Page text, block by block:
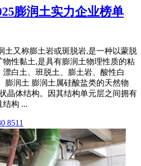
膨润土实力企业榜单
土又称膨土岩或斑脱岩,是一种以蒙脱
物性黏土,是具有膨润土物理性质的粘
漂白土、班脱土、膨土岩、酸性白
膨润土 膨润土属硅酸盐类的天然物
晶体结构。因其结构单元层之间拥有
结构 ...
8511